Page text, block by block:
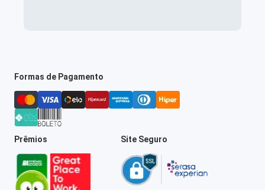
Formas de Pagamento
Prêmios Site Seguro